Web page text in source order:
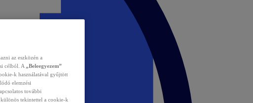
az eszközén a
célból. A „Beleegyezem”
k használatával gyűjtött
elemzési
további
tekintettel a cookie-k